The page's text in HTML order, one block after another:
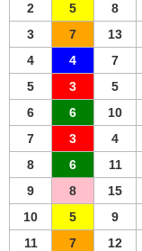
2
5 8
3
7 13
4
4 7
5
3 5
6
6 10
7
3 4
8
6 11
9
8 15
10
5 9
11
7 12